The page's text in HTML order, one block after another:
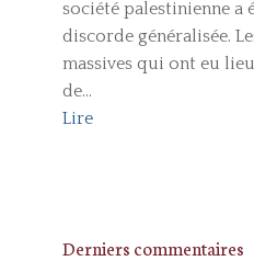
société palestinienne a
discorde généralisée.
massives qui ont eu
de...
Lire
Derniers commentaires